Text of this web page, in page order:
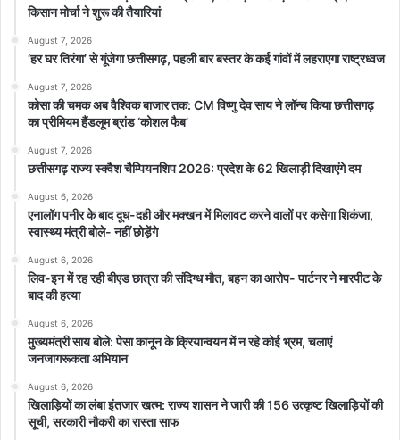
किसान मोर्चा ने शुरू की तैयारियां
August 7, 2026
‘हर घर तिरंगा’ से गूंजेगा छत्तीसगढ़, पहली बार बस्तर के कई गांवों में लहराएगा राष्ट्रध्वज
August 7, 2026
कोसा की चमक अब वैश्विक बाजार तक: CM विष्णु देव साय ने लॉन्च किया छत्तीसगढ़
का प्रीमियम हैंडलूम ब्रांड ‘कोशल फैब’
August 7, 2026
छत्तीसगढ़ राज्य स्क्वैश चैम्पियनशिप 2026: प्रदेश के 62 खिलाड़ी दिखाएंगे दम
August 6, 2026
एनालॉग पनीर के बाद दूध-दही और मक्खन में मिलावट करने वालों पर कसेगा शिकंजा,
स्वास्थ्य मंत्री बोले- नहीं छोड़ेंगे
August 6, 2026
लिव-इन में रह रही बीएड छात्रा की संदिग्ध मौत, बहन का आरोप- पार्टनर ने मारपीट के
बाद की हत्या
August 6, 2026
मुख्यमंत्री साय बोले: पेसा कानून के क्रियान्वयन में न रहे कोई भ्रम, चलाएं
जनजागरूकता अभियान
August 6, 2026
खिलाड़ियों का लंबा इंतजार खत्म: राज्य शासन ने जारी की 156 उत्कृष्ट खिलाड़ियों की
सूची, सरकारी नौकरी का रास्ता साफ